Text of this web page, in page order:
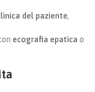
del paziente,
ecografia epatica o